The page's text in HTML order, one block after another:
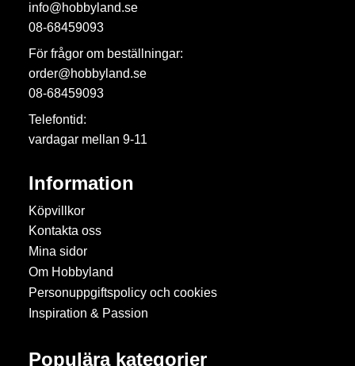
info@hobbyland.se
08-68459093
För frågor om beställningar:
order@hobbyland.se
08-68459093
Telefontid:
vardagar mellan 9-11
Information
Köpvillkor
Kontakta oss
Mina sidor
Om Hobbyland
Personuppgiftspolicy och cookies
Inspiration & Passion
Populära kategorier